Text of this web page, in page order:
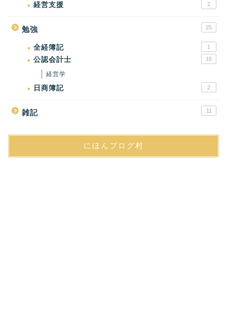
経営支援 2
勉強 25
全経簿記 1
公認会計士 16
経営学
日商簿記 2
雑記 11
にほんブログ村